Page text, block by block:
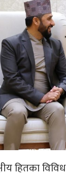
हितका